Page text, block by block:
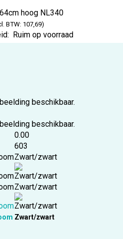
hoog NL340
BTW: 107,69)
Ruim op voorraad
0.00
603
Zwart/zwart
Zwart/zwart
Zwart/zwart